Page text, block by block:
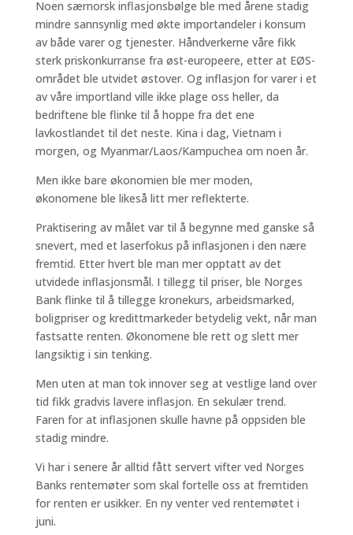
Noen særnorsk inflasjonsbølge ble med årene stadig
mindre sannsynlig med økte importandeler i konsum
av både varer og tjenester. Håndverkerne våre fikk
sterk priskonkurranse fra øst-europeere, etter at EØS-
området ble utvidet østover. Og inflasjon for varer i et
av våre importland ville ikke plage oss heller, da
bedriftene ble flinke til å hoppe fra det ene
lavkostlandet til det neste. Kina i dag, Vietnam i
morgen, og Myanmar/Laos/Kampuchea om noen år.
Men ikke bare økonomien ble mer moden,
økonomene ble likeså litt mer reflekterte.
Praktisering av målet var til å begynne med ganske så
snevert, med et laserfokus på inflasjonen i den nære
fremtid. Etter hvert ble man mer opptatt av det
utvidede inflasjonsmål. I tillegg til priser, ble Norges
Bank flinke til å tillegge kronekurs, arbeidsmarked,
boligpriser og kredittmarkeder betydelig vekt, når man
fastsatte renten. Økonomene ble rett og slett mer
langsiktig i sin tenking.
Men uten at man tok innover seg at vestlige land over
tid fikk gradvis lavere inflasjon. En sekulær trend.
Faren for at inflasjonen skulle havne på oppsiden ble
stadig mindre.
Vi har i senere år alltid fått servert vifter ved Norges
Banks rentemøter som skal fortelle oss at fremtiden
for renten er usikker. En ny venter ved rentemøtet i
juni.